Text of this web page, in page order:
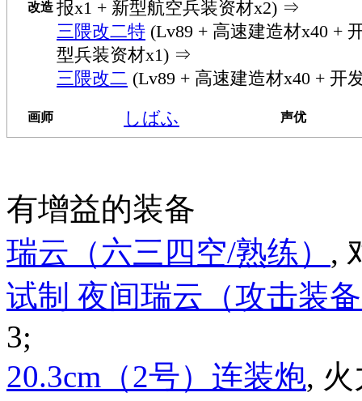
改造 报x1 + 新型航空兵装资材x2) ⇒
三隈改二特 (Lv89 + 高速建造材x40 +
型兵装资材x1) ⇒
三隈改二 (Lv89 + 高速建造材x40 + 开
画师 しばふ 声优
有增益的装备
瑞云（六三四空/熟练） ,
试制 夜间瑞云（攻击装
3;
20.3cm（2号）连装炮,